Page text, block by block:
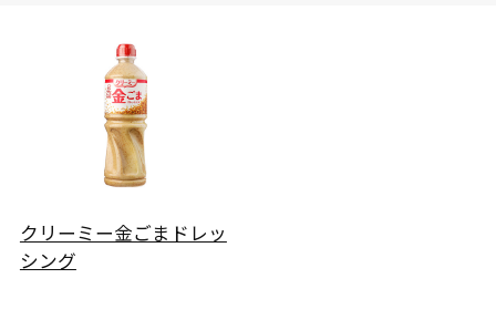
クリーミー金ごまドレッ
シング